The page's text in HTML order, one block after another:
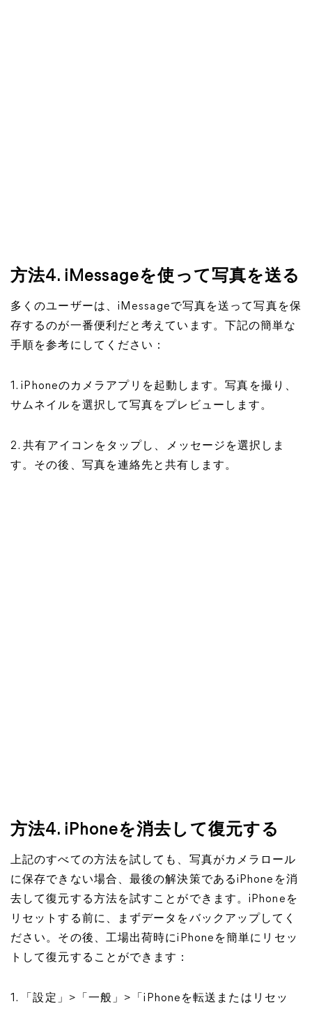
方法4. iMessageを使って写真を送る
多くのユーザーは、iMessageで写真を送って写真を保
存するのが一番便利だと考えています。下記の簡単な
手順を参考にしてください：
1. iPhoneのカメラアプリを起動します。写真を撮り、
サムネイルを選択して写真をプレビューします。
2. 共有アイコンをタップし、メッセージを選択しま
す。その後、写真を連絡先と共有します。
方法4. iPhoneを消去して復元する
上記のすべての方法を試しても、写真がカメラロール
に保存できない場合、最後の解決策であるiPhoneを消
去して復元する方法を試すことができます。iPhoneを
リセットする前に、まずデータをバックアップしてく
ださい。その後、工場出荷時にiPhoneを簡単にリセッ
トして復元することができます：
1. 「設定」>「一般」>「iPhoneを転送またはリセッ